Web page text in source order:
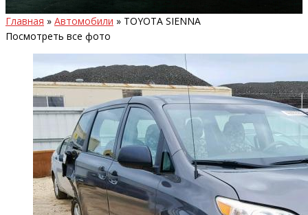
Главная » Автомобили » TOYOTA SIENNA
Посмотреть все фото